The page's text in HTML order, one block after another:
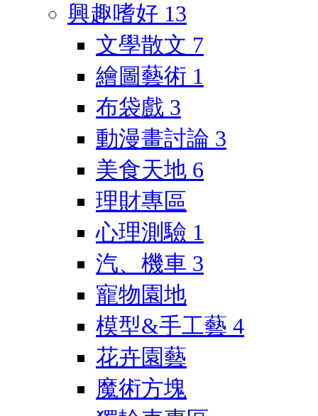
興趣嗜好 13
文學散文 7
繪圖藝術 1
布袋戲 3
動漫畫討論 3
美食天地 6
理財專區
心理測驗 1
汽、機車 3
寵物園地
模型&手工藝 4
花卉園藝
魔術方塊